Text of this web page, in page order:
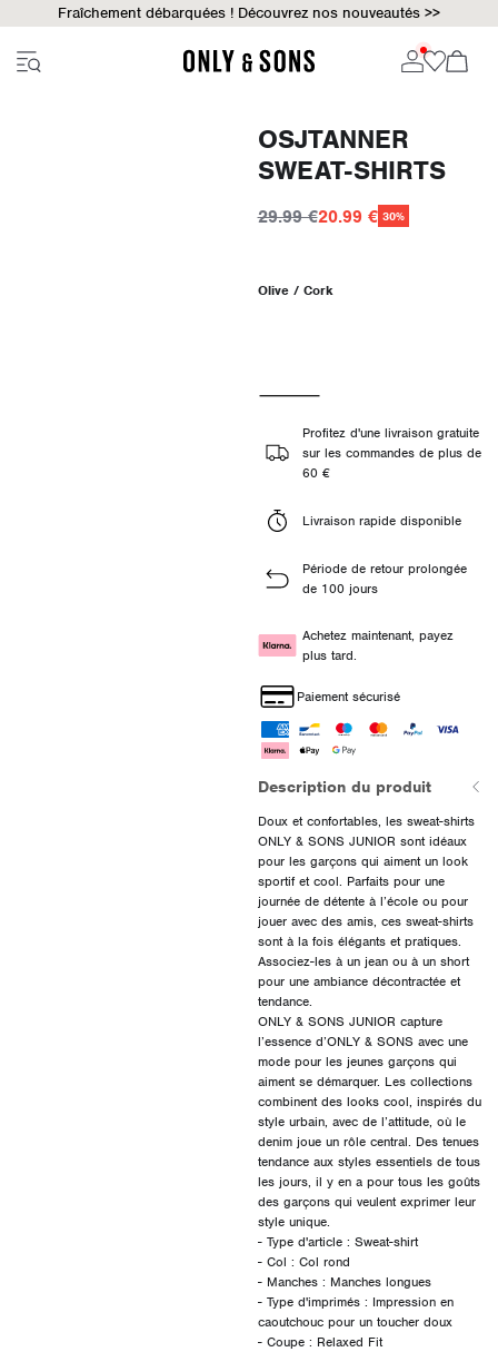
Fraîchement débarquées ! Découvrez nos nouveautés >>
OSJTANNER
SWEAT-SHIRTS
29.99 €20.99 € 30%
Olive / Cork
Profitez d'une livraison gratuite
sur les commandes de plus de
60 €
Livraison rapide disponible
Période de retour prolongée
de 100 jours
Achetez maintenant, payez
plus tard.
Paiement sécurisé
Description du produit
Doux et confortables, les sweat-shirts
ONLY & SONS JUNIOR sont idéaux
pour les garçons qui aiment un look
sportif et cool. Parfaits pour une
journée de détente à l’école ou pour
jouer avec des amis, ces sweat-shirts
sont à la fois élégants et pratiques.
Associez-les à un jean ou à un short
pour une ambiance décontractée et
tendance.
ONLY & SONS JUNIOR capture
l’essence d’ONLY & SONS avec une
mode pour les jeunes garçons qui
aiment se démarquer. Les collections
combinent des looks cool, inspirés du
style urbain, avec de l’attitude, où le
denim joue un rôle central. Des tenues
tendance aux styles essentiels de tous
les jours, il y en a pour tous les goûts
des garçons qui veulent exprimer leur
style unique.
- Type d'article : Sweat-shirt
- Col : Col rond
- Manches : Manches longues
- Type d'imprimés : Impression en
caoutchouc pour un toucher doux
- Coupe : Relaxed Fit